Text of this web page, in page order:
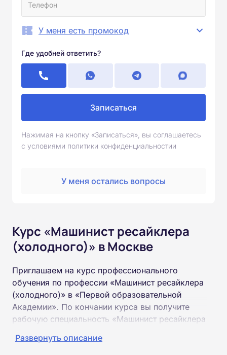
У меня есть промокод
Где удобней ответить?
Записаться
Нажимая на кнопку «Записаться», вы соглашаетесь
с условиями политики конфиденциальностии
У меня остались вопросы
Курс «Машинист ресайклера
(холодного)» в Москве
Приглашаем на курс профессионального
обучения по профессии «Машинист ресайклера
(холодного)» в «Первой образовательной
Академии». По кончании курса вы получите
рабочую специальность «Машинист ресайклера
Развернуть описание